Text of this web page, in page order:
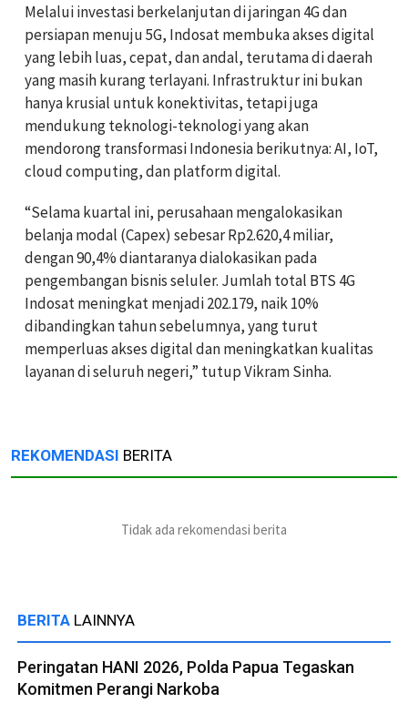
Melalui investasi berkelanjutan di jaringan 4G dan
persiapan menuju 5G, Indosat membuka akses digital
yang lebih luas, cepat, dan andal, terutama di daerah
yang masih kurang terlayani. Infrastruktur ini bukan
hanya krusial untuk konektivitas, tetapi juga
mendukung teknologi-teknologi yang akan
mendorong transformasi Indonesia berikutnya: AI, IoT,
cloud computing, dan platform digital.
“Selama kuartal ini, perusahaan mengalokasikan
belanja modal (Capex) sebesar Rp2.620,4 miliar,
dengan 90,4% diantaranya dialokasikan pada
pengembangan bisnis seluler. Jumlah total BTS 4G
Indosat meningkat menjadi 202.179, naik 10%
dibandingkan tahun sebelumnya, yang turut
memperluas akses digital dan meningkatkan kualitas
layanan di seluruh negeri,” tutup Vikram Sinha.
REKOMENDASI BERITA
Tidak ada rekomendasi berita
BERITA LAINNYA
Peringatan HANI 2026, Polda Papua Tegaskan
Komitmen Perangi Narkoba